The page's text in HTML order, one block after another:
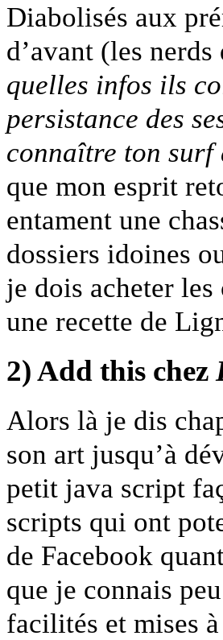
Diabolisés aux
d’avant (les
quelles infos ils
persistance des
connaître ton surf
que mon esprit
entament une
dossiers idoines
je dois acheter
une recette de
2) Add this chez
Alors là je dis
son art jusqu’à
petit java script
scripts qui ont
de Facebook
que je connais
facilités et mises